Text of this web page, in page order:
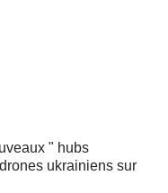
" hubs
ukrainiens sur